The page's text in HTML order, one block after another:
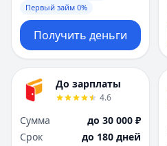
Первый займ 0%
Получить деньги
До зарплаты
4.6
Сумма
до 30 000 ₽
Срок
до 180 дней